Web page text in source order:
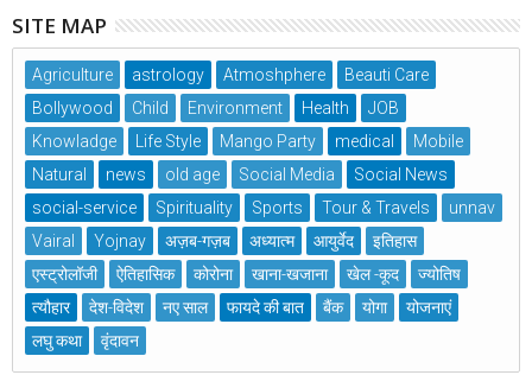
SITE MAP
Agriculture astrology Atmoshphere
Beauti Care
Bollywood
Child Environment Health
JOB
Knowladge
Life Style Mango Party medical
Mobile
Natural
news old age Social Media
Social News
social-service
Spirituality Sports Tour & Travels
unnav
Vairal
Yojnay अज़ब-गज़ब अध्यात्म आयुर्वेद
इतिहास
एस्ट्रोलॉजी
ऐतिहासिक कोरोना खाना-खजाना खेल -कूद
ज्योतिष
त्यौहार
देश-विदेश नए साल फायदे की बात बैंक योगा
योजनाएं
लघु कथा
वृंदावन